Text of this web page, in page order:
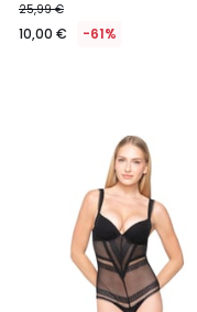
25,99 €
10,00 € -61%